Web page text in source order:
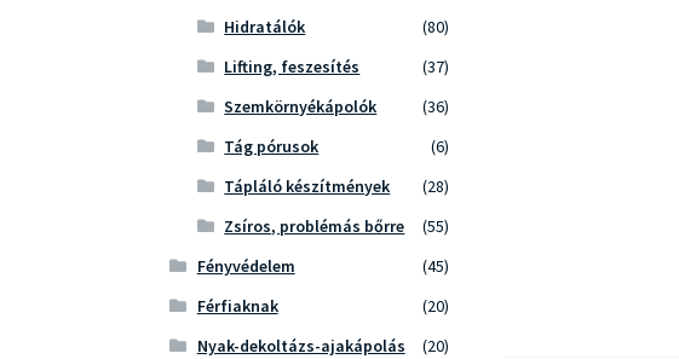
Hidratálók
(80)
Lifting, feszesítés
(37)
Szemkörnyékápolók
(36)
Tág pórusok
(6)
Tápláló készítmények
(28)
Zsíros, problémás bőrre
(55)
Fényvédelem
(45)
Férfiaknak
(20)
Nyak-dekoltázs-ajakápolás
(20)